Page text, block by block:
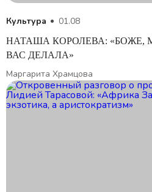
Культура 01.08
НАТАША КОРОЛЕВА: «БОЖЕ,
ВАС ДЕЛАЛА»
Маргарита Храмцова